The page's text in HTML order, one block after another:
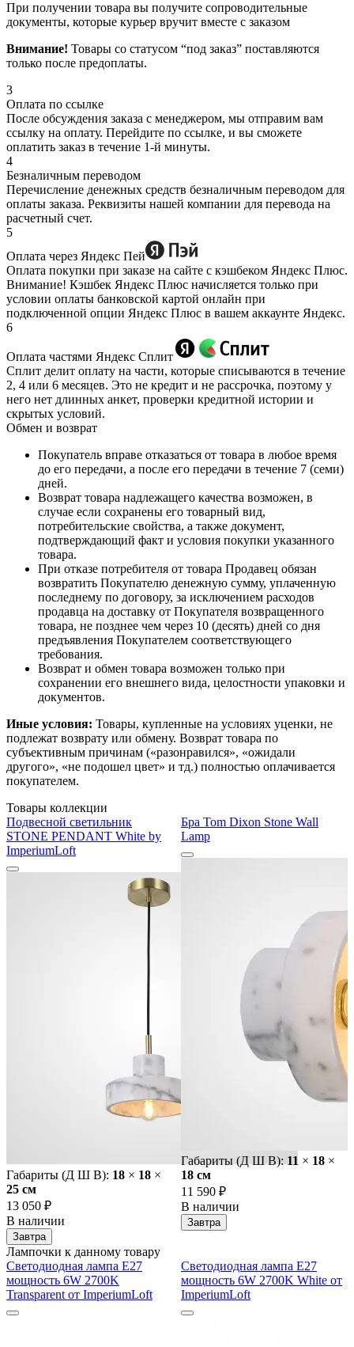
При получении товара вы получите сопроводительные
документы, которые курьер вручит вместе с заказом
Внимание! Товары со статусом “под заказ” поставляются
только после предоплаты.
3
Оплата по ссылке
После обсуждения заказа с менеджером, мы отправим вам
ссылку на оплату. Перейдите по ссылке, и вы сможете
оплатить заказ в течение 1-й минуты.
4
Безналичным переводом
Перечисление денежных средств безналичным переводом для
оплаты заказа. Реквизиты нашей компании для перевода на
расчетный счет.
5
Оплата через Яндекс Пей
Оплата покупки при заказе на сайте с кэшбеком Яндекс Плюс.
Внимание! Кэшбек Яндекс Плюс начисляется только при
условии оплаты банковской картой онлайн при
подключенной опции Яндекс Плюс в вашем аккаунте Яндекс.
6
Оплата частями Яндекс Сплит
Сплит делит оплату на части, которые списываются в течение
2, 4 или 6 месяцев. Это не кредит и не рассрочка, поэтому у
него нет длинных анкет, проверки кредитной истории и
скрытых условий.
Обмен и возврат
Покупатель вправе отказаться от товара в любое время
до его передачи, а после его передачи в течение 7 (семи)
дней.
Возврат товара надлежащего качества возможен, в
случае если сохранены его товарный вид,
потребительские свойства, а также документ,
подтверждающий факт и условия покупки указанного
товара.
При отказе потребителя от товара Продавец обязан
возвратить Покупателю денежную сумму, уплаченную
последнему по договору, за исключением расходов
продавца на доставку от Покупателя возвращенного
товара, не позднее чем через 10 (десять) дней со дня
предъявления Покупателем соответствующего
требования.
Возврат и обмен товара возможен только при
сохранении его внешнего вида, целостности упаковки и
документов.
Иные условия: Товары, купленные на условиях уценки, не
подлежат возврату или обмену. Возврат товара по
субъективным причинам («разонравился», «ожидали
другого», «не подошел цвет» и тд.) полностью оплачивается
покупателем.
Товары коллекции
Подвесной светильник
STONE PENDANT White by
ImperiumLoft
Габариты (Д Ш В): 18 × 18 ×
25 cм
13 050 ₽
В наличии
Завтра
Бра Tom Dixon Stone Wall
Lamp
Габариты (Д Ш В): 11 × 18 ×
18 cм
11 590 ₽
В наличии
Завтра
Лампочки к данному товару
Светодиодная лампа E27
мощность 6W 2700K
Transparent от ImperiumLoft
Светодиодная лампа E27
мощность 6W 2700K White от
ImperiumLoft